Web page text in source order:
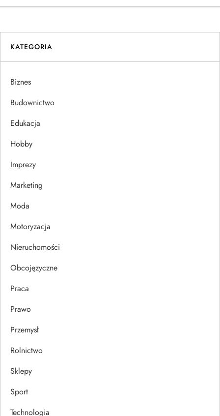
w
i
g
a
c
a
w
p
u
KATEGORIA
Biznes
Budownictwo
Edukacja
Hobby
Imprezy
Marketing
Moda
Motoryzacja
Nieruchomości
Obcojęzyczne
Praca
Prawo
Przemysł
Rolnictwo
Sklepy
Sport
Technologia